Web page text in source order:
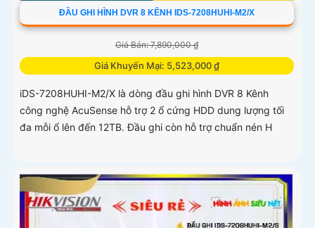
ĐẦU GHI HÌNH DVR 8 KÊNH IDS-7208HUHI-M2/X
Giá Bán: 7,890,000 ₫
Giá Khuyến Mại: 5,523,000 ₫
iDS-7208HUHI-M2/X là dòng đầu ghi hình DVR 8 Kênh
công nghệ AcuSense hỗ trợ 2 ổ cứng HDD dung lượng tối
đa mỗi ổ lên đến 12TB. Đầu ghi còn hỗ trợ chuẩn nén H